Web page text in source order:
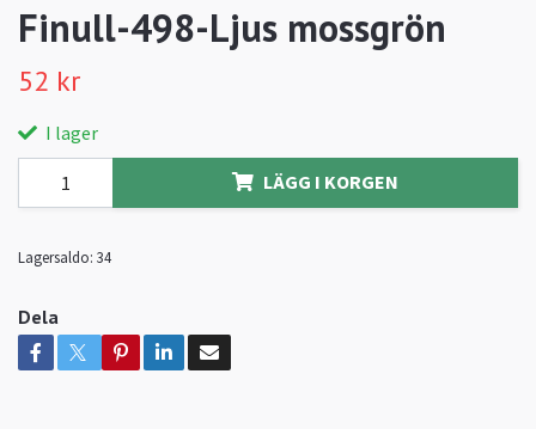
Finull-498-Ljus mossgrön
52 kr
I lager
LÄGG I KORGEN
Lagersaldo: 34
Dela